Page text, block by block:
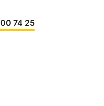
74 25